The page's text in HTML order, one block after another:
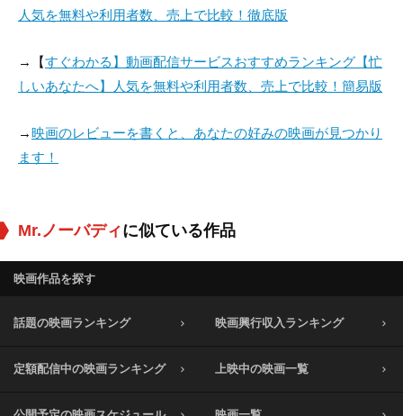
人気を無料や利用者数、売上で比較！徹底版
→【すぐわかる】動画配信サービスおすすめランキング【忙
しいあなたへ】人気を無料や利用者数、売上で比較！簡易版
→映画のレビューを書くと、あなたの好みの映画が見つかり
ます！
Mr.ノーバディに似ている作品
映画作品を探す
話題の映画ランキング 映画興行収入ランキング
定額配信中の映画ランキング 上映中の映画一覧